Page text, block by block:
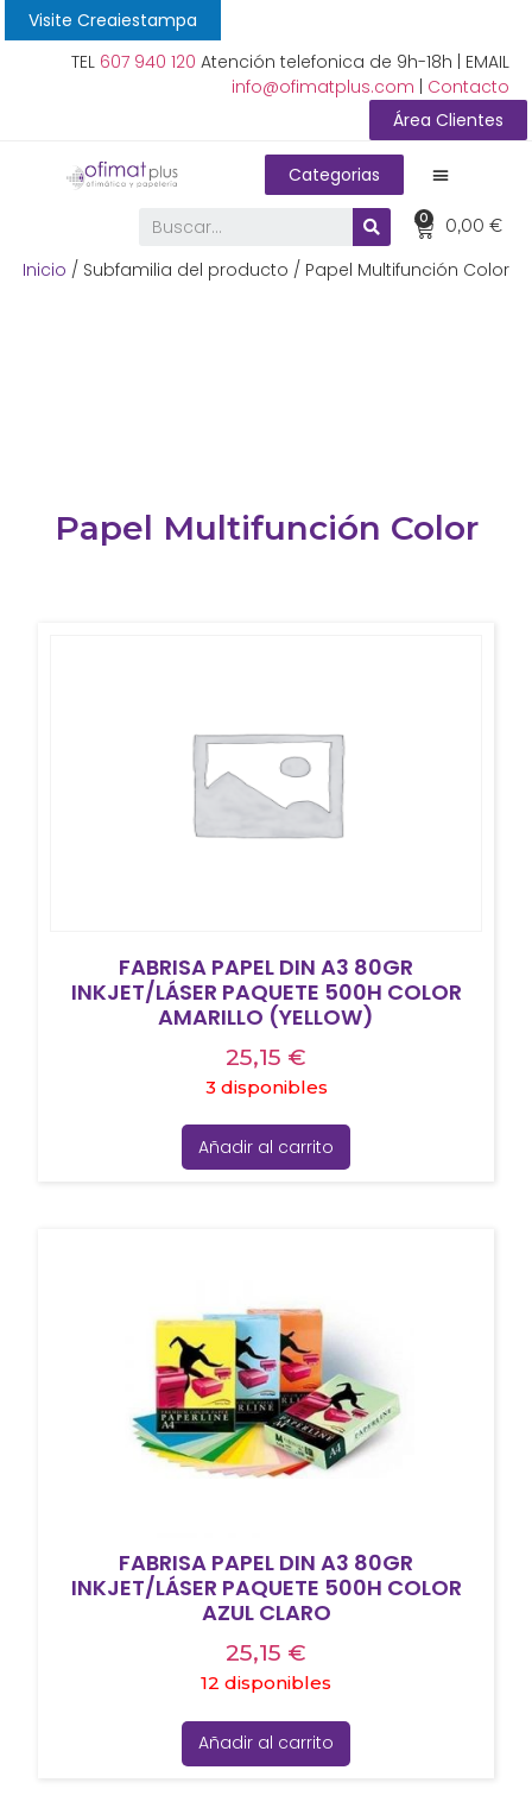
Visite Creaiestampa
TEL 607 940 120 Atención telefonica de 9h-18h | EMAIL
info@ofimatplus.com
Contacto
Área Clientes
Categorias
0,00€
0
Inicio / Subfamilia del producto / Papel Multifunción Color
Papel Multifunción Color
FABRISA PAPEL DIN A3 80GR
INKJET/LÁSER PAQUETE 500H COLOR
AMARILLO (YELLOW)
25,15 €
3 disponibles
Añadir al carrito
FABRISA PAPEL DIN A3 80GR
INKJET/LÁSER PAQUETE 500H COLOR
AZUL CLARO
25,15 €
12 disponibles
Añadir al carrito